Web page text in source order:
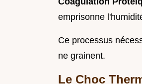
emprisonne
Ce processus
ne grainent.
Le Choc